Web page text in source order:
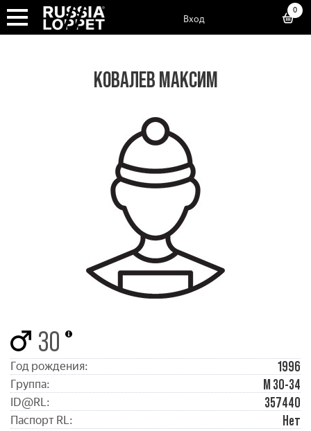
Вход
0
КОВАЛЕВ МАКСИМ
30
Год рождения: 1996
Группа: М 30-34
ID@RL: 357440
Паспорт RL: Нет